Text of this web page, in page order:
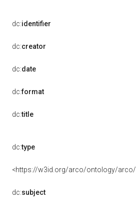
dc:identifier
dc:creator
dc:date
dc:format
dc:title
dc:type
<https://w3id.org/arco/ontology/arco/
dc:subject